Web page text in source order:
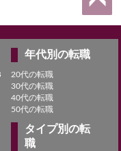
年代別の転職
20代の転職
30代の転職
40代の転職
50代の転職
タイプ別の転
職